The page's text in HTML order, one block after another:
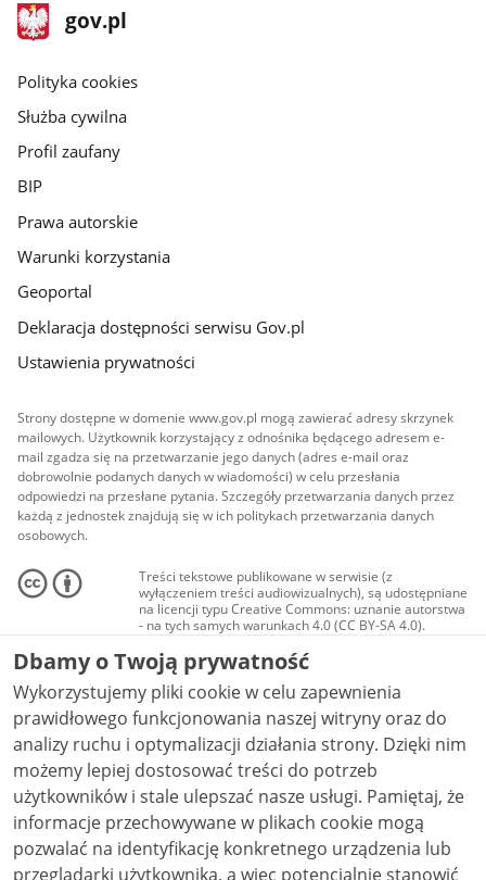
stopka
gov.pl
Strona
gov.pl
gov.pl
Polityka cookies
Służba cywilna
Profil zaufany
BIP
Prawa autorskie
Warunki korzystania
Geoportal
Deklaracja dostępności serwisu Gov.pl
Ustawienia prywatności
Strony dostępne w domenie www.gov.pl mogą zawierać adresy skrzynek
mailowych. Użytkownik korzystający z odnośnika będącego adresem e-
mail zgadza się na przetwarzanie jego danych (adres e-mail oraz
dobrowolnie podanych danych w wiadomości) w celu przesłania
odpowiedzi na przesłane pytania. Szczegóły przetwarzania danych przez
każdą z jednostek znajdują się w ich politykach przetwarzania danych
osobowych.
Treści tekstowe publikowane w serwisie (z
wyłączeniem treści audiowizualnych), są udostępniane
na licencji typu Creative Commons: uznanie autorstwa
- na tych samych warunkach 4.0 (CC BY-SA 4.0).
Materiały audiowizualne, w tym zdjęcia, materiały
audio i wideo, są udostępniane na licencji typu
Creative Commons: uznanie autorstwa użycie
niekomercyjne - bez utworów zależnych 4.0 (CC BY-
NC-ND 4.0), o ile nie jest to stwierdzone inaczej.
Dbamy o Twoją prywatność
Wykorzystujemy pliki cookie w celu zapewnienia
prawidłowego funkcjonowania naszej witryny oraz do
analizy ruchu i optymalizacji działania strony. Dzięki nim
możemy lepiej dostosować treści do potrzeb
użytkowników i stale ulepszać nasze usługi. Pamiętaj, że
informacje przechowywane w plikach cookie mogą
pozwalać na identyfikację konkretnego urządzenia lub
przeglądarki użytkownika, a więc potencjalnie stanowić